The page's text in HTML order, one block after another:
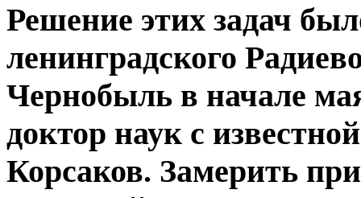
Решение этих задач
ленинградского
Чернобыль в начале
доктор наук с
Корсаков. Замерить